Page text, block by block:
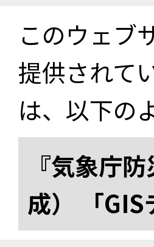
このウェブ
提供されて
は、以下の
『気象庁
成） 「